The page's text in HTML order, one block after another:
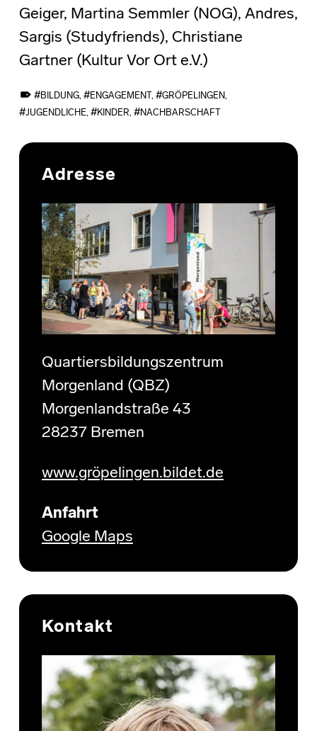
Geiger, Martina Semmler (NOG), Andres,
Sargis (Studyfriends), Christiane
Gartner (Kultur Vor Ort e.V.)
BILDUNG, ENGAGEMENT , GRÖPELINGEN,
JUGENDLICHE, KINDER, NACHBARSCHAFT
Skip back to main navigation
Adresse
Quartiersbildungszentrum
Morgenland (QBZ)
Morgenlandstraße 43
28237 Bremen
www.gröpelingen.bildet.de
Anfahrt
Google Maps
Kontakt